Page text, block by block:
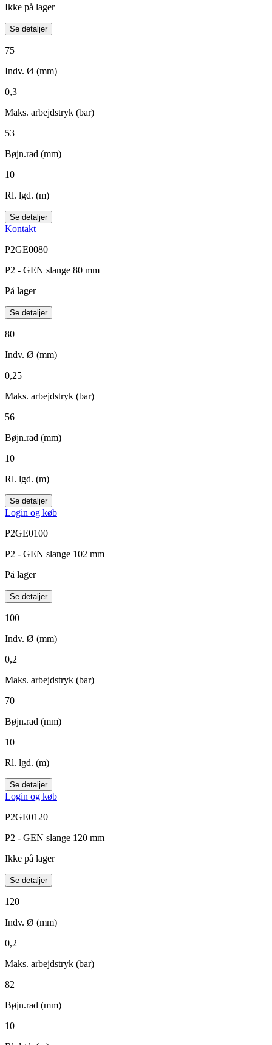
Ikke på lager
Se detaljer
75
Indv. Ø (mm)
0,3
Maks. arbejdstryk (bar)
53
Bøjn.rad (mm)
10
Rl. lgd. (m)
Se detaljer
Kontakt
P2GE0080
P2 - GEN slange 80 mm
På lager
Se detaljer
80
Indv. Ø (mm)
0,25
Maks. arbejdstryk (bar)
56
Bøjn.rad (mm)
10
Rl. lgd. (m)
Se detaljer
Login og køb
P2GE0100
P2 - GEN slange 102 mm
På lager
Se detaljer
100
Indv. Ø (mm)
0,2
Maks. arbejdstryk (bar)
70
Bøjn.rad (mm)
10
Rl. lgd. (m)
Se detaljer
Login og køb
P2GE0120
P2 - GEN slange 120 mm
Ikke på lager
Se detaljer
120
Indv. Ø (mm)
0,2
Maks. arbejdstryk (bar)
82
Bøjn.rad (mm)
10